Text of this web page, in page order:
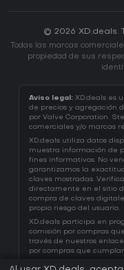
© 2026 XD.deals.
Todas las marcas
propiedad de sus
Aviso legal: XD.deals es
de precios y agregación
por Valve Corporation.
comerciales y/o marcas
XD.deals utiliza datos
muestra información de
fines informativos. No
garantizamos la
claves mostradas.
directamente en el sitio
compra de claves
propio riesgo del usuario.
XD.deals participa en
comisión por compras
través de nuestros
por compras que